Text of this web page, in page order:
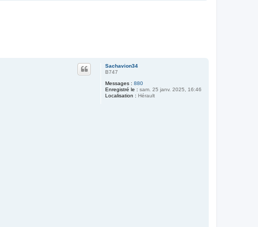
Sachavion34
B747
Messages : 880
Enregistré le : sam. 25 janv. 2025, 16:46
Localisation : Hérault